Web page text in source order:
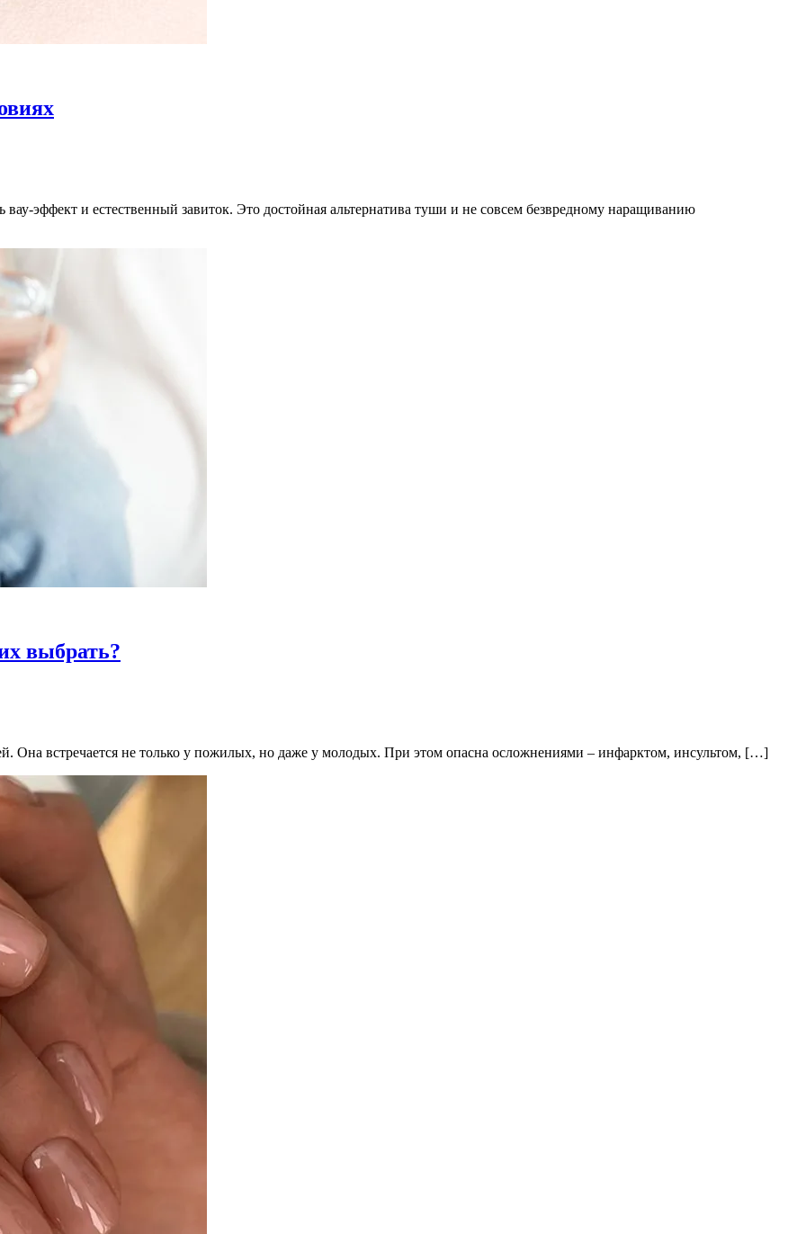
эффект и естественный завиток. Это достойная альтернатива туши и не совсем безвредному наращиванию
выбрать?
Она встречается не только у пожилых, но даже у молодых. При этом опасна осложнениями – инфарктом, инсультом, […]